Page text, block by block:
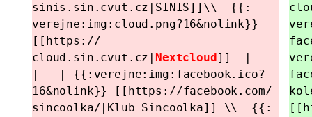
sinis.sin.cvut.cz|SINIS]]\\
{{:
verejne: img: cloud.png? 16&nolink}}
[[https://
cloud.sin.cvut.cz|
Nextcloud ]] |
| {{: verejne: img: facebook.ico?
16&nolink}} [[https://facebook.com/
sincoolka/ |Klub Sincoolka]] \\ {{: